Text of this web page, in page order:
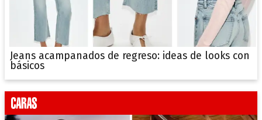
Jeans acampanados de regreso: ideas de looks con
básicos